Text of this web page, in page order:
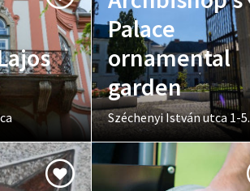
Palace
ornamental
garden
Széchenyi István utca 1-5.